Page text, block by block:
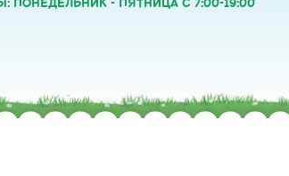
ПОНЕДЕЛЬНИК - ПЯТНИЦА С 7:00-19:00